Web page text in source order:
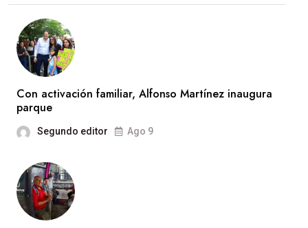
Con activación familiar, Alfonso Martínez inaugura
parque
Segundo editor Ago 9